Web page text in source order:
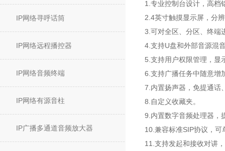
IP网络寻呼话筒
IP网络远程播控器
IP网络音频终端
IP网络有源音柱
IP广播多通道音频放大器
1.专业控制台设计，高档
2.4英寸触摸显示屏，分
3.可对全区、分区、终端
4.支持U盘和外部音源混
5.支持用户权限管理，显
6.支持广播任务中随意增
7.内置扬声器，免提通话
8.自定义收藏夹。
9.内置数字音频处理器，
10.兼容标准SIP协议，
11.支持发起和接收对讲